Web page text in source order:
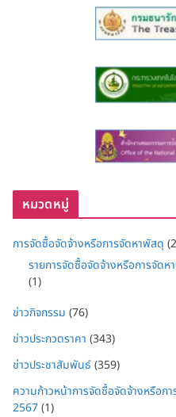
หมวดหมู่
การจัดซื้อจัดจ้างหรือการจัดหาพัสดุ
รายการจัดซื้อจัดจ้างหรือการจัด
(1)
ข่าวกิจกรรม (76)
ข่าวประกวดราคา (343)
ข่าวประชาสัมพันธ์(359)
ความก้าวหน้าการจัดซื้อจัดจ้างหรือ
2567(1)